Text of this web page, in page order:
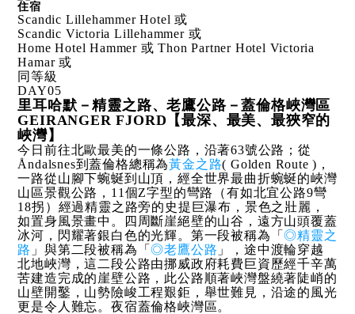
住宿
Scandic Lillehammer Hotel 或
Scandic Victoria Lillehammer 或
Home Hotel Hammer 或 Thon Partner Hotel Victoria
Hamar 或
同等級
DAY05
里耳哈默－精靈之路、老鷹公路－蓋倫格峽灣區
GEIRANGER FJORD【最深、最美、最狹窄的
峽灣】
今日前往北歐最美的一條公路，沿著63號公路；從
Åndalsnes到蓋倫格總稱為黃金之路( Golden Route )，
一路從山腳下蜿蜒到山頂，經全世界最曲折蜿蜒的峽灣
山區景觀公路，11個Z字型的彎路（有如北宜公路9彎
18拐）經過精靈之路旁的史提巨瀑布，景色之壯麗，
如置身風景畫中。四周斷崖絕壁的山谷，遠方山頭覆蓋
冰河，閃耀著銀白色的光輝。第一段被稱為「◎精靈之
路 」與第二段被稱為「◎老鷹公路 」，途中渡輪穿越
北地峽灣，這二段公路由挪威政府耗費巨資歷經千辛萬
苦建造完成的崖壁公路，此公路順著峽灣盤繞著陡峭的
山壁開鑿，山勢險峻工程艱鉅，舉世難見，沿途的風光
更是令人難忘。夜宿蓋倫格峽灣區。